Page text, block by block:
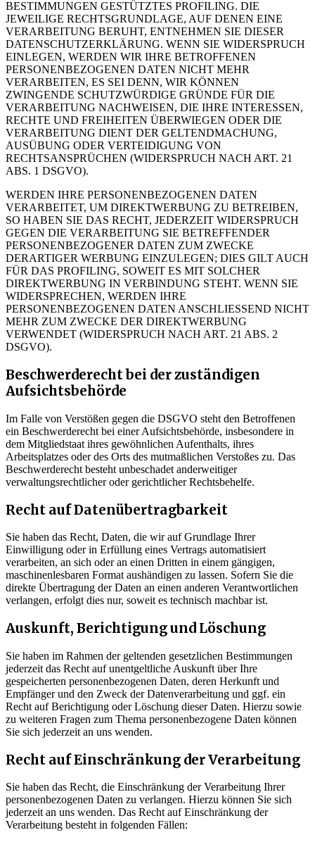
BESTIMMUNGEN GESTÜTZTES PROFILING. DIE
JEWEILIGE RECHTSGRUNDLAGE, AUF DENEN EINE
VERARBEITUNG BERUHT, ENTNEHMEN SIE DIESER
DATENSCHUTZERKLÄRUNG. WENN SIE WIDERSPRUCH
EINLEGEN, WERDEN WIR IHRE BETROFFENEN
PERSONENBEZOGENEN DATEN NICHT MEHR
VERARBEITEN, ES SEI DENN, WIR KÖNNEN
ZWINGENDE SCHUTZWÜRDIGE GRÜNDE FÜR DIE
VERARBEITUNG NACHWEISEN, DIE IHRE INTERESSEN,
RECHTE UND FREIHEITEN ÜBERWIEGEN ODER DIE
VERARBEITUNG DIENT DER GELTENDMACHUNG,
AUSÜBUNG ODER VERTEIDIGUNG VON
RECHTSANSPRÜCHEN (WIDERSPRUCH NACH ART. 21
ABS. 1 DSGVO).
WERDEN IHRE PERSONENBEZOGENEN DATEN
VERARBEITET, UM DIREKTWERBUNG ZU BETREIBEN,
SO HABEN SIE DAS RECHT, JEDERZEIT WIDERSPRUCH
GEGEN DIE VERARBEITUNG SIE BETREFFENDER
PERSONENBEZOGENER DATEN ZUM ZWECKE
DERARTIGER WERBUNG EINZULEGEN; DIES GILT AUCH
FÜR DAS PROFILING, SOWEIT ES MIT SOLCHER
DIREKTWERBUNG IN VERBINDUNG STEHT. WENN SIE
WIDERSPRECHEN, WERDEN IHRE
PERSONENBEZOGENEN DATEN ANSCHLIESSEND NICHT
MEHR ZUM ZWECKE DER DIREKTWERBUNG
VERWENDET (WIDERSPRUCH NACH ART. 21 ABS. 2
DSGVO).
Beschwerde­recht bei der zuständigen
Aufsichts­behörde
Im Falle von Verstößen gegen die DSGVO steht den Betroffenen
ein Beschwerderecht bei einer Aufsichtsbehörde, insbesondere in
dem Mitgliedstaat ihres gewöhnlichen Aufenthalts, ihres
Arbeitsplatzes oder des Orts des mutmaßlichen Verstoßes zu. Das
Beschwerderecht besteht unbeschadet anderweitiger
verwaltungsrechtlicher oder gerichtlicher Rechtsbehelfe.
Recht auf Daten­übertrag­barkeit
Sie haben das Recht, Daten, die wir auf Grundlage Ihrer
Einwilligung oder in Erfüllung eines Vertrags automatisiert
verarbeiten, an sich oder an einen Dritten in einem gängigen,
maschinenlesbaren Format aushändigen zu lassen. Sofern Sie die
direkte Übertragung der Daten an einen anderen Verantwortlichen
verlangen, erfolgt dies nur, soweit es technisch machbar ist.
Auskunft, Berichtigung und Löschung
Sie haben im Rahmen der geltenden gesetzlichen Bestimmungen
jederzeit das Recht auf unentgeltliche Auskunft über Ihre
gespeicherten personenbezogenen Daten, deren Herkunft und
Empfänger und den Zweck der Datenverarbeitung und ggf. ein
Recht auf Berichtigung oder Löschung dieser Daten. Hierzu sowie
zu weiteren Fragen zum Thema personenbezogene Daten können
Sie sich jederzeit an uns wenden.
Recht auf Einschränkung der Verarbeitung
Sie haben das Recht, die Einschränkung der Verarbeitung Ihrer
personenbezogenen Daten zu verlangen. Hierzu können Sie sich
jederzeit an uns wenden. Das Recht auf Einschränkung der
Verarbeitung besteht in folgenden Fällen: